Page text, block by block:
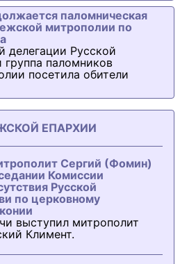
паломническая
митрополии по
делегации Русской
паломников
посетила обители
ЕПАРХИИ
Сергий (Фомин)
Комиссии
Русской
по церковному
выступил митрополит
Климент.